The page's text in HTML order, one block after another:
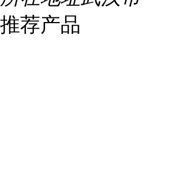
推荐产品